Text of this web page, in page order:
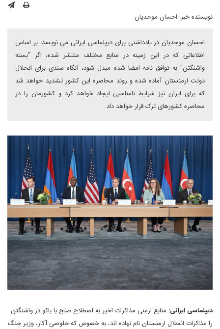
نویسنده خبر: احسان موحدیان
احسان موجدیان در یادداشتی برای دیپلماسی ایرانی می نویسد: بر اساس
اطلاعاتی که در این زمینه در منابع مختلف منتشر شده، اگر "بسته
واشنگتن" به توافق نامه امضا شده مبدل شود، آنگاه سندی برای انحلال
دولت ارمنستان آماده شده و روند محاصره این کشور تشدید خواهد شد
که برای ایران نیز شرایط نامناسبی ایجاد خواهد کرد و کشورمان را در
محاصره کشورهای ترک قرار خواهد داد.
دیپلماسی ایرانی: منابع ارمنی مذاکرات اخیر به اصطلاح صلح با باکو در واشنگتن
را مذاکرات انحلال ارمنستان نام نهاده اند، به خصوص که خلوصی آکار، وزیر جنگ